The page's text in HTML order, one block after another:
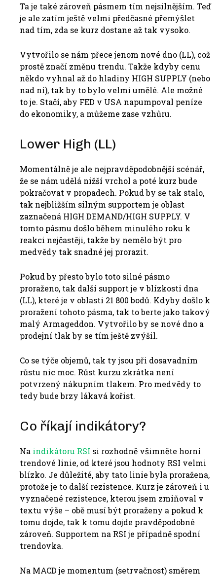
Ta je také zároveň pásmem tím nejsilnějším. Teď
je ale zatím ještě velmi předčasné přemýšlet
nad tím, zda se kurz dostane až tak vysoko.
Vytvořilo se nám přece jenom nové dno (LL), což
prostě značí změnu trendu. Takže kdyby cenu
někdo vyhnal až do hladiny HIGH SUPPLY (nebo
nad ní), tak by to bylo velmi umělé. Ale možné
to je. Stačí, aby FED v USA napumpoval peníze
do ekonomiky, a můžeme zase vzhůru.
Lower High (LL)
Momentálně je ale nejpravděpodobnější scénář,
že se nám udělá nižší vrchol a poté kurz bude
pokračovat v propadech. Pokud by se tak stalo,
tak nejbližším silným supportem je oblast
zaznačená HIGH DEMAND/HIGH SUPPLY. V
tomto pásmu došlo během minulého roku k
reakci nejčastěji, takže by nemělo být pro
medvědy tak snadné jej prorazit.
Pokud by přesto bylo toto silné pásmo
proraženo, tak další support je v blízkosti dna
(LL), které je v oblasti 21 800 bodů. Kdyby došlo k
proražení tohoto pásma, tak to berte jako takový
malý Armageddon. Vytvořilo by se nové dno a
prodejní tlak by se tím ještě zvýšil.
Co se týče objemů, tak ty jsou při dosavadním
růstu nic moc. Růst kurzu zkrátka není
potvrzený nákupním tlakem. Pro medvědy to
tedy bude brzy lákavá kořist.
Co říkají indikátory?
Na indikátoru RSI si rozhodně všimněte horní
trendové linie, od které jsou hodnoty RSI velmi
blízko. Je důležité, aby tato linie byla proražena,
protože je to další rezistence. Kurz je zároveň i u
vyznačené rezistence, kterou jsem zmiňoval v
textu výše – obě musí být proraženy a pokud k
tomu dojde, tak k tomu dojde pravděpodobné
zároveň. Supportem na RSI je případně spodní
trendovka.
Na MACD je momentum (setrvačnost) směrem